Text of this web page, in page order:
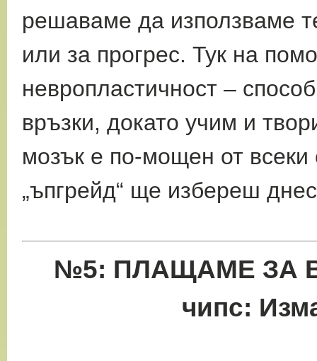
решаваме да използваме
или за прогрес. Тук на
невропластичност –
връзки, докато учим и
мозък е по-мощен от
„ъпгрейд“ ще избереш
№5: ПЛАЩАМЕ ЗА
чипс: